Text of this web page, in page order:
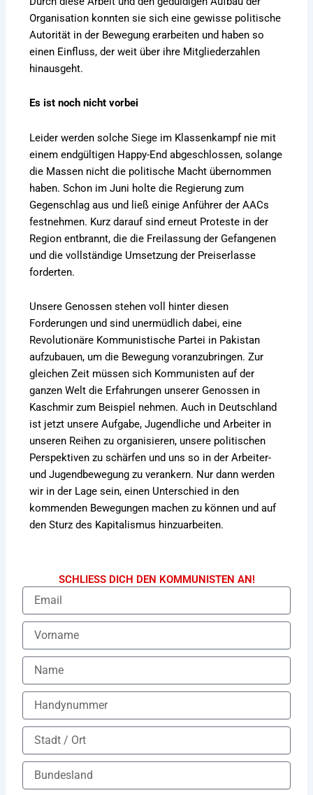
Organisation konnten sie sich eine gewisse politische
Autorität in der Bewegung erarbeiten und haben so
einen Einfluss, der weit über ihre Mitgliederzahlen
hinausgeht.
Es ist noch nicht vorbei
Leider werden solche Siege im Klassenkampf nie mit
einem endgültigen Happy-End abgeschlossen, solange
die Massen nicht die politische Macht übernommen
haben. Schon im Juni holte die Regierung zum
Gegenschlag aus und ließ einige Anführer der AACs
festnehmen. Kurz darauf sind erneut Proteste in der
Region entbrannt, die die Freilassung der Gefangenen
und die vollständige Umsetzung der Preiserlasse
forderten.
Unsere Genossen stehen voll hinter diesen
Forderungen und sind unermüdlich dabei, eine
Revolutionäre Kommunistische Partei in Pakistan
aufzubauen, um die Bewegung voranzubringen. Zur
gleichen Zeit müssen sich Kommunisten auf der
ganzen Welt die Erfahrungen unserer Genossen in
Kaschmir zum Beispiel nehmen. Auch in Deutschland
ist jetzt unsere Aufgabe, Jugendliche und Arbeiter in
unseren Reihen zu organisieren, unsere politischen
Perspektiven zu schärfen und uns so in der Arbeiter-
und Jugendbewegung zu verankern. Nur dann werden
wir in der Lage sein, einen Unterschied in den
kommenden Bewegungen machen zu können und auf
den Sturz des Kapitalismus hinzuarbeiten.
SCHLIESS DICH DEN KOMMUNISTEN AN!